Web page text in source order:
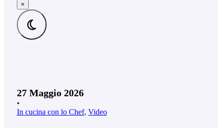
×
27 Maggio 2026
•
In cucina con lo Chef, Video